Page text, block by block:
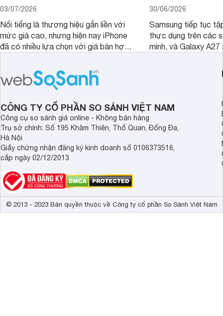
03/07/2026
Nổi tiếng là thương hiệu gắn liền với
mức giá cao, nhưng hiện nay iPhone
đã có nhiều lựa chọn với giá bán hợp
cận sản phẩm chính hãng.
30/06/2026
Samsung tiếp tục
thực dụng trên các
mình, và Galaxy
tới cho người dùng
lượng với nhiều
CÔNG TY CỔ PHẦN SO SÁNH VIỆT NAM
Công cụ so sánh giá online - Không bán hàng
Trụ sở chính: Số 195 Khâm Thiên, Thổ Quan, Đống Đa,
Hà Nội
Giấy chứng nhận đăng ký kinh doanh số 0106373516,
cấp ngày 02/12/2013
© 2013 - 2023 Bản quyền thuộc về Công ty cổ phần So Sánh Việt Nam